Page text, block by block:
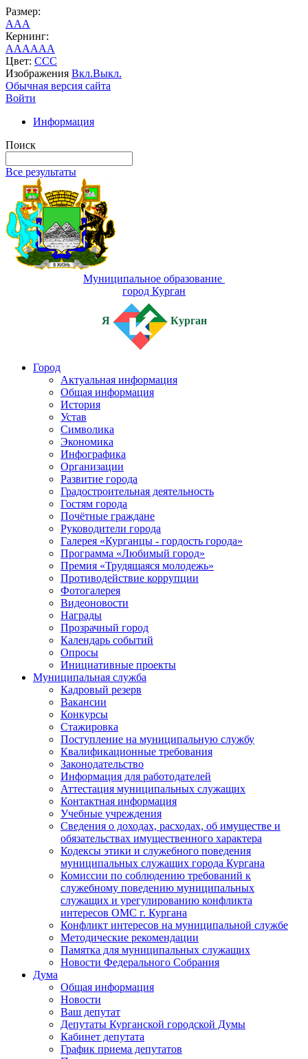
Размер:
AAA
Кернинг:
AAAAAA
Цвет: CCC
Изображения Вкл.Выкл.
Обычная версия сайта
Войти
Информация
Поиск
Все результаты
Муниципальное образование
город Курган
Я Курган
Город
Актуальная информация
Общая информация
История
Устав
Символика
Экономика
Инфографика
Организации
Развитие города
Градостроительная деятельность
Гостям города
Почётные граждане
Руководители города
Галерея «Курганцы - гордость города»
Программа «Любимый город»
Премия «Трудящаяся молодежь»
Противодействие коррупции
Фотогалерея
Видеоновости
Награды
Прозрачный город
Календарь событий
Опросы
Инициативные проекты
Муниципальная служба
Кадровый резерв
Вакансии
Конкурсы
Стажировка
Поступление на муниципальную службу
Квалификационные требования
Законодательство
Информация для работодателей
Аттестация муниципальных служащих
Контактная информация
Учебные учреждения
Сведения о доходах, расходах, об имуществе и
обязательствах имущественного характера
Кодексы этики и служебного поведения
муниципальных служащих города Кургана
Комиссии по соблюдению требований к
служебному поведению муниципальных
служащих и урегулированию конфликта
интересов ОМС г. Кургана
Конфликт интересов на муниципальной службе
Методические рекомендации
Памятка для муниципальных служащих
Новости Федерального Cобрания
Дума
Общая информация
Новости
Ваш депутат
Депутаты Курганской городской Думы
Кабинет депутата
График приема депутатов